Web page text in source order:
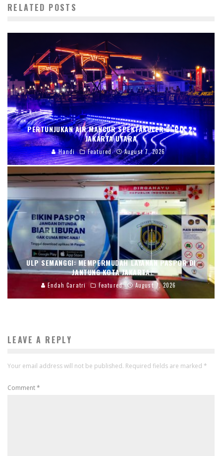
RELATED POSTS
PERTUNJUKAN AIR MANCUR SPEKTAKULER DI PIK 2,
JAKARTA UTARA
Handi Featured August 7, 2026
ULP SEMANGGI: MEMPERMUDAH LAYANAN PASPOR DI
JANTUNG KOTA JAKARTA
Endah Caratri Featured August 7, 2026
LEAVE A REPLY
Your email address will not be published. Required fields are marked *
Comment*